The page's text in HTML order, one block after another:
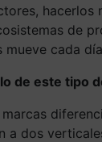
hacerlos
de
mueve cada
de este tipo
a dos